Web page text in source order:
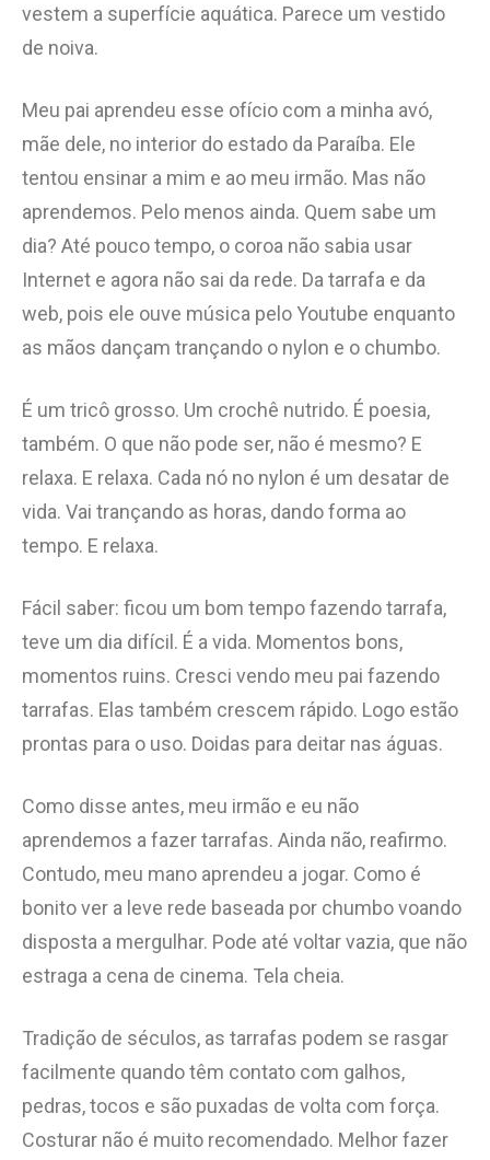
vestem a superfície aquática. Parece um vestido
de noiva.
Meu pai aprendeu esse ofício com a minha avó,
mãe dele, no interior do estado da Paraíba. Ele
tentou ensinar a mim e ao meu irmão. Mas não
aprendemos. Pelo menos ainda. Quem sabe um
dia? Até pouco tempo, o coroa não sabia usar
Internet e agora não sai da rede. Da tarrafa e da
web, pois ele ouve música pelo Youtube enquanto
as mãos dançam trançando o nylon e o chumbo.
É um tricô grosso. Um crochê nutrido. É poesia,
também. O que não pode ser, não é mesmo? E
relaxa. E relaxa. Cada nó no nylon é um desatar de
vida. Vai trançando as horas, dando forma ao
tempo. E relaxa.
Fácil saber: ficou um bom tempo fazendo tarrafa,
teve um dia difícil. É a vida. Momentos bons,
momentos ruins. Cresci vendo meu pai fazendo
tarrafas. Elas também crescem rápido. Logo estão
prontas para o uso. Doidas para deitar nas águas.
Como disse antes, meu irmão e eu não
aprendemos a fazer tarrafas. Ainda não, reafirmo.
Contudo, meu mano aprendeu a jogar. Como é
bonito ver a leve rede baseada por chumbo voando
disposta a mergulhar. Pode até voltar vazia, que não
estraga a cena de cinema. Tela cheia.
Tradição de séculos, as tarrafas podem se rasgar
facilmente quando têm contato com galhos,
pedras, tocos e são puxadas de volta com força.
Costurar não é muito recomendado. Melhor fazer